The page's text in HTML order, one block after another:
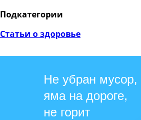
Подкатегории
Статьи о здоровье
Не убран мусор,
яма на дороге,
не горит